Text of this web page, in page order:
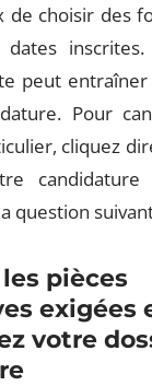
de choisir des
inscrites.
peut
Pour
cliquez
question
pièces
exigées
votre